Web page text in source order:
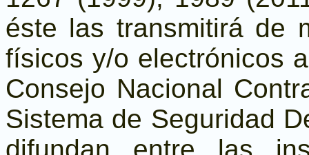
éste las transmitirá de
físicos y/o electrónicos
Consejo Nacional
Sistema de Seguridad